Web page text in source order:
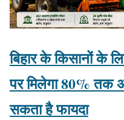
बिहार के किसानों के
पर मिलेगा 80% तक
सकता है फायदा